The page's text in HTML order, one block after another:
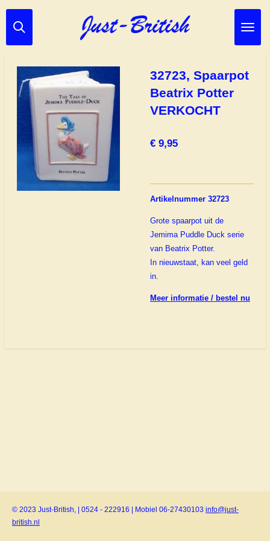
Ga
direct
hoofdinhoud
32723, Spaarpot
Beatrix Potter
VERKOCHT
€ 9,95
Artikelnummer 32723
Grote spaarpot uit de
Jemima Puddle Duck serie
van Beatrix Potter.
In nieuwstaat, kan veel geld
in.
Meer informatie / bestel nu
© 2023 Just-British, | 0524 - 222916 | Mobiel 06-27430103 info@just-
british.nl